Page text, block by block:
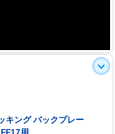
ング バックプレー